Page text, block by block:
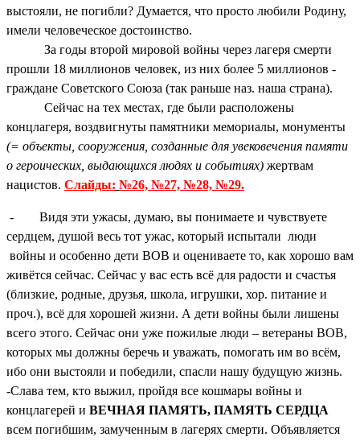
выстояли, не погибли? Думается, что просто любили Родину,
имели человеческое достоинство.
За годы второй мировой войны через лагеря смерти
прошли 18 миллионов человек, из них более 5 миллионов -
граждане Советского Союза (так раньше наз. наша страна).
Сейчас на тех местах, где были расположены
концлагеря, воздвигнуты памятники мемориалы, монументы
(= объекты, сооружения, созданные для увековечения памяти
о героических, выдающихся людях и событиях) жертвам
нацистов. Слайды: №26, №27, №28, №29.
- Видя эти ужасы, думаю, вы понимаете и чувствуете
сердцем, душой весь тот ужас, который испытали люди
войны и особенно дети ВОВ и оцениваете то, как хорошо вам
живётся сейчас. Сейчас у вас есть всё для радости и счастья
(близкие, родные, друзья, школа, игрушки, хор. питание и
проч.), всё для хорошей жизни. А дети войны были лишены
всего этого. Сейчас они уже пожилые люди – ветераны ВОВ,
которых мы должны беречь и уважать, помогать им во всём,
ибо они выстояли и победили, спасли нашу будущую жизнь.
-Слава тем, кто выжил, пройдя все кошмары войны и
концлагерей и ВЕЧНАЯ ПАМЯТЬ, ПАМЯТЬ СЕРДЦА
всем погибшим, замученным в лагерях смерти. Объявляется